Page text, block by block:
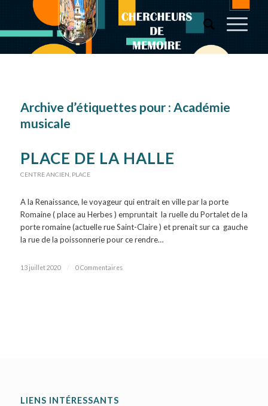
Archive d’étiquettes pour : Académie
musicale
PLACE DE LA HALLE
CENTRE ANCIEN PLACE
A la Renaissance, le voyageur qui entrait en ville par la porte
Romaine ( place au Herbes ) empruntait la ruelle du Portalet de la
porte romaine (actuelle rue Saint-Claire ) et prenait sur ca gauche
la rue de la poissonnerie pour ce rendre…
13 juillet 2020 / 0 Commentaires
LIENS INTÉRESSANTS